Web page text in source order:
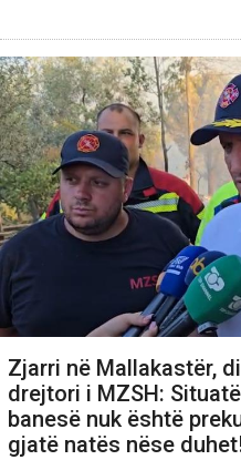
Zjarri në Mallakastër,
drejtori i MZSH:
banesë nuk është
gjatë natës nëse